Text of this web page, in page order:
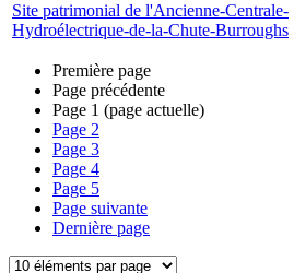
Site patrimonial de l'Ancienne-Centrale-
Hydroélectrique-de-la-Chute-Burroughs
Première page
Page précédente
Page 1 (page actuelle)
Page 2
Page 3
Page 4
Page 5
Page suivante
Dernière page